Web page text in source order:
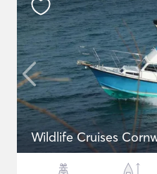
Wildlife Cruises